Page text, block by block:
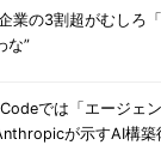
業の3割超がむしろ
な”
では「エージェ
が示すAI構築